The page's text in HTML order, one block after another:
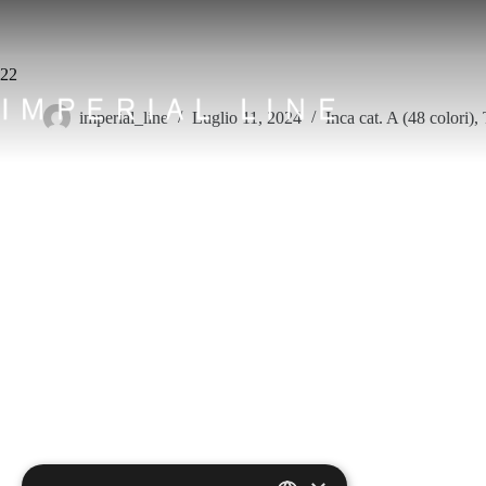
22
imperial_line Luglio 11, 2024 Inca cat. A (48 colori),